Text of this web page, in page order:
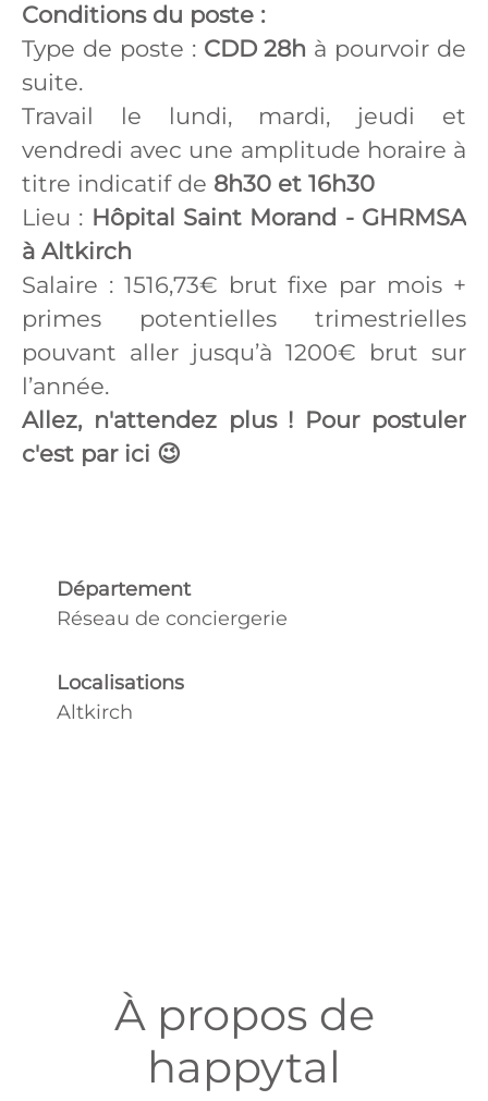
Conditions du poste :
Type de poste : CDD 28h à pourvoir de
suite.
Travail le lundi, mardi, jeudi et
vendredi avec une amplitude horaire à
titre indicatif de 8h30 et 16h30
Lieu : Hôpital Saint Morand - GHRMSA
à Altkirch
Salaire : 1516,73€ brut fixe par mois +
primes potentielles trimestrielles
pouvant aller jusqu’à 1200€ brut sur
l’année.
Allez, n'attendez plus ! Pour postuler
c'est par ici 😉
Département
Réseau de conciergerie
Localisations
Altkirch
À propos de
happytal